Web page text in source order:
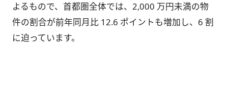
よるもので、首都圏全体では、2,000 万円未満の物
件の割合が前年同月比 12.6 ポイントも増加し、6 割
に迫っています。